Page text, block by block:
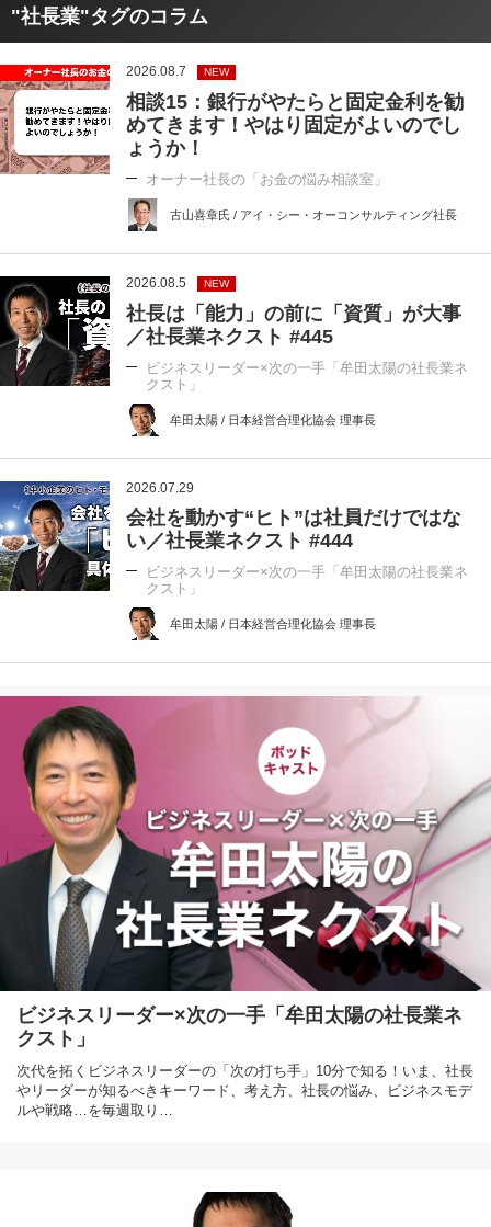
"社長業"タグのコラム
2026.08.7 NEW
相談15：銀行がやたらと固定金利を勧
めてきます！やはり固定がよいのでし
ょうか！
オーナー社長の「お金の悩み相談室」
古山喜章氏 / アイ・シー・オーコンサルティング社長
2026.08.5 NEW
社長は「能力」の前に「資質」が大事
／社長業ネクスト #445
ビジネスリーダー×次の一手「牟田太陽の社長業ネ
クスト」
牟田太陽 / 日本経営合理化協会 理事長
2026.07.29
会社を動かす“ヒト”は社員だけではな
い／社長業ネクスト #444
ビジネスリーダー×次の一手「牟田太陽の社長業ネ
クスト」
牟田太陽 / 日本経営合理化協会 理事長
ビジネスリーダー×次の一手「牟田太陽の社長業ネ
クスト」
次代を拓くビジネスリーダーの「次の打ち手」10分で知る！いま、社長
やリーダーが知るべきキーワード、考え方、社長の悩み、ビジネスモデ
ルや戦略…を毎週取り…